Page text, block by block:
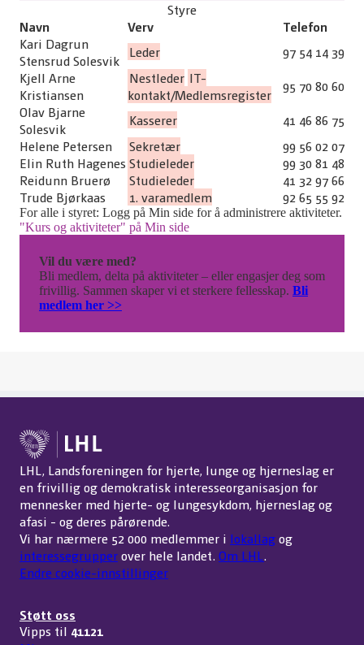
Styre
Navn
Verv
Telefon
Kari Dagrun
Stensrud Solesvik
Leder
97 54 14 39
Kjell Arne
Kristiansen
Nestleder IT-
kontakt/Medlemsregister
95 70 80 60
Olav Bjarne
Solesvik
Kasserer
41 46 86 75
Helene Petersen
Sekretær
99 56 02 07
Elin Ruth Hagenes Studieleder
99 30 81 48
Reidunn Bruerø
Studieleder
41 32 97 66
Trude Bjørkaas
1. varamedlem 92 65 55 92
For alle i styret: Logg på Min side for å administrere aktiviteter.
"Kurs og aktiviteter" på Min side
Vil du være med?
Bli medlem, delta på aktiviteter – eller engasjer deg som
frivillig. Sammen skaper vi et sterkere fellesskap. Bli
medlem her >>
LHL, Landsforeningen for hjerte, lunge og hjerneslag er
en frivillig og demokratisk interesseorganisasjon for
mennesker med hjerte- og lungesykdom, hjerneslag og
afasi - og deres pårørende.
Vi har nærmere 52 000 medlemmer i lokallagog
interessegrupperover hele landet. Om LHL.
Endre cookie-innstillinger
Støtt oss
Vipps til 41121